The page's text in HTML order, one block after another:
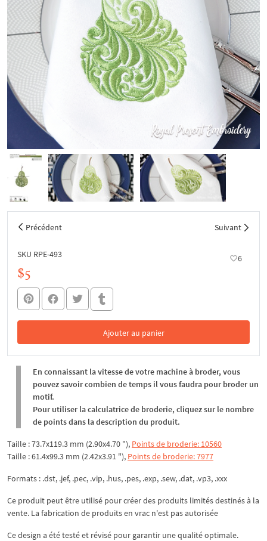
Précédent Suivant
SKU RPE-493 6
$5
Ajouter au panier
Dans le panier
En connaissant la vitesse de votre machine à broder, vous
pouvez savoir combien de temps il vous faudra pour broder un
motif.
Pour utiliser la calculatrice de broderie, cliquez sur le nombre
de points dans la description du produit.
Taille : 73.7x119.3 mm (2.90x4.70 "), Points de broderie: 10560
Taille : 61.4x99.3 mm (2.42x3.91 "), Points de broderie: 7977
Formats : .dst, .jef, .pec, .vip, .hus, .pes, .exp, .sew, .dat, .vp3, .xxx
Ce produit peut être utilisé pour créer des produits limités destinés à la
vente. La fabrication de produits en vrac n'est pas autorisée
Ce design a été testé et révisé pour garantir une qualité optimale.